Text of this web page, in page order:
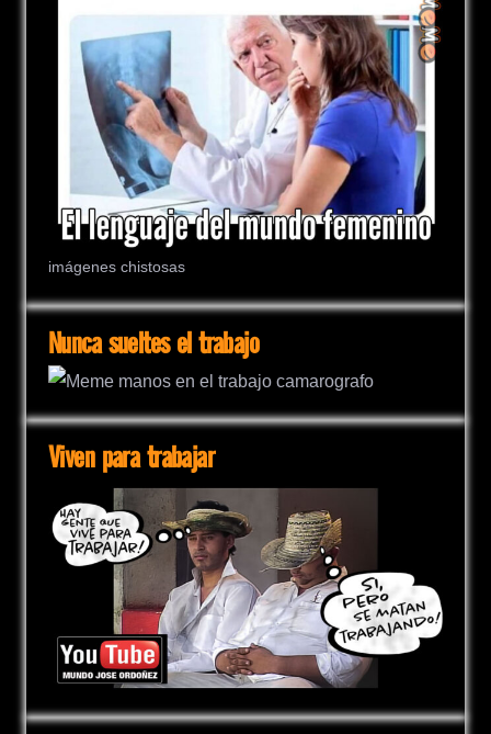
imágenes chistosas
Nunca sueltes el trabajo
Viven para trabajar